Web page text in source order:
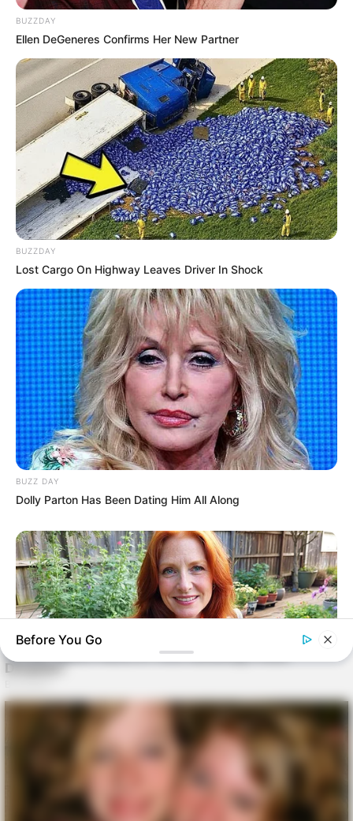
BUZZDAY
Ellen DeGeneres Confirms Her New Partner
BUZZDAY
Lost Cargo On Highway Leaves Driver In Shock
BUZZ DAY
Dolly Parton Has Been Dating Him All Along
This New Will Give You An Erection After +45
Young Woman Signals On Plane – Watch Flight Attendant's
Before You Go